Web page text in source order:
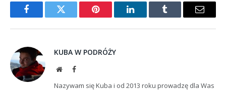
FacebookTwitter Pinterest LinkedInTumblr Email
KUBA W PODRÓŻY
WebsiteFacebook
Nazywam się Kuba i od 2013 roku prowadzę dla Was